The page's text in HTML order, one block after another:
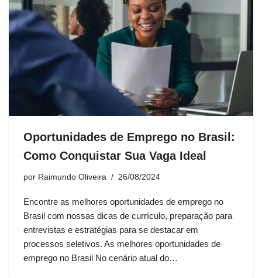
Oportunidades de Emprego no Brasil:
Como Conquistar Sua Vaga Ideal
por Raimundo Oliveira 26/08/2024
Encontre as melhores oportunidades de emprego no
Brasil com nossas dicas de currículo, preparação para
entrevistas e estratégias para se destacar em
processos seletivos. As melhores oportunidades de
emprego no Brasil No cenário atual do…